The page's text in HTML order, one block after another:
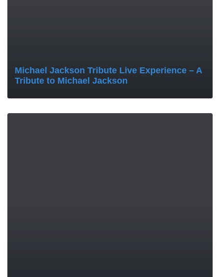
Michael Jackson Tribute Live Experience – A
Tribute to Michael Jackson